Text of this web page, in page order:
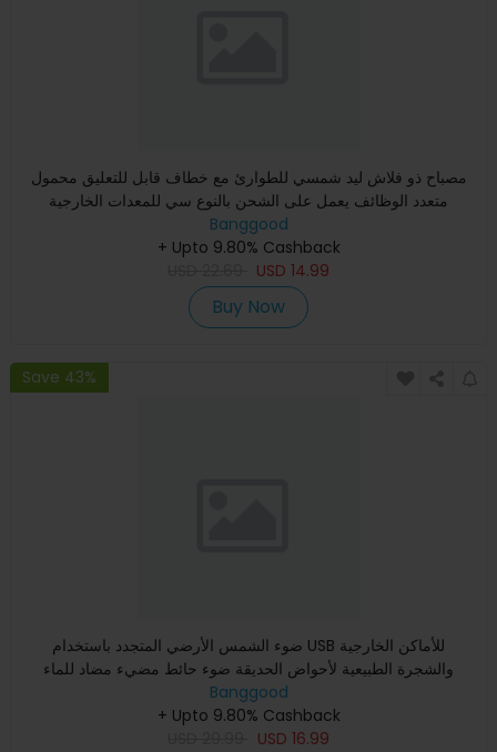
مصباح ذو فلاش ليد شمسي للطوارئ مع خطاف قابل للتعليق محمول
متعدد الوظائف يعمل على الشحن بالنوع سي للمعدات الخارجية
Banggood
+ Upto 9.80% Cashback
USD 14.99
Buy Now
Save 43%
ضوء الشمس الأرضي المتجدد باستخدام USB للأماكن الخارجية
والشجرة الطبيعية لأحواض الحديقة ضوء حائط مضيء مضاد للماء
Banggood
+ Upto 9.80% Cashback
USD 16.99